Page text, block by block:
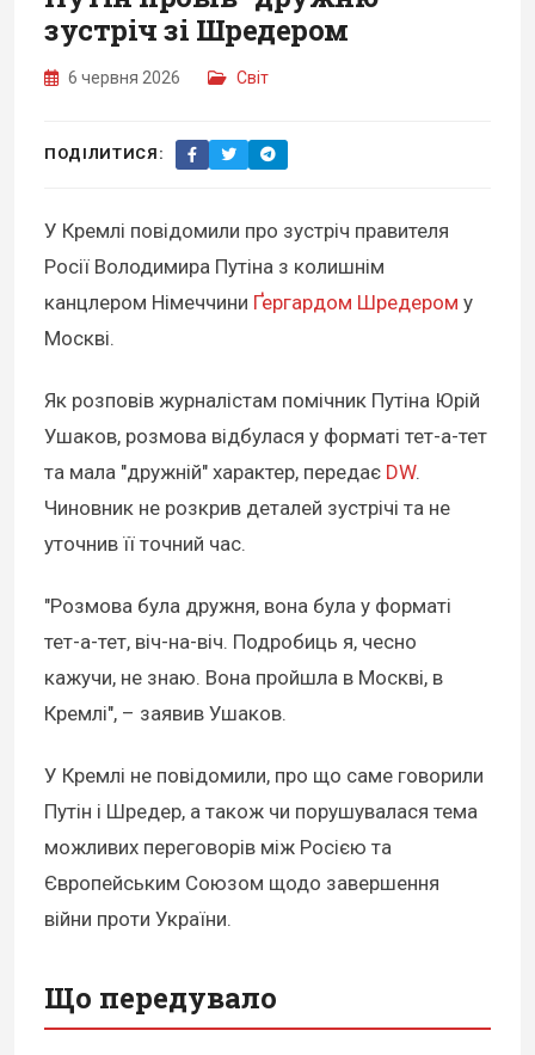
зустріч зі Шредером
6 червня 2026 Світ
ПОДІЛИТИСЯ:
У Кремлі повідомили про зустріч правителя
Росії Володимира Путіна з колишнім
канцлером Німеччини Ґергардом Шредером у
Москві.
Як розповів журналістам помічник Путіна Юрій
Ушаков, розмова відбулася у форматі тет-а-тет
та мала "дружній" характер, передає DW.
Чиновник не розкрив деталей зустрічі та не
уточнив її точний час.
"Розмова була дружня, вона була у форматі
тет-а-тет, віч-на-віч. Подробиць я, чесно
кажучи, не знаю. Вона пройшла в Москві, в
Кремлі", – заявив Ушаков.
У Кремлі не повідомили, про що саме говорили
Путін і Шредер, а також чи порушувалася тема
можливих переговорів між Росією та
Європейським Союзом щодо завершення
війни проти України.
Що передувало